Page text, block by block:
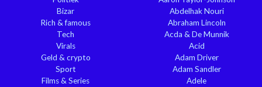
Bizar
Rich & famous
Tech
Virals
Geld & crypto
Sport
Films & Series
Abdelhak Nouri
Abraham Lincoln
Acda & De Munnik
Acid
Adam Driver
Adam Sandler
Adele